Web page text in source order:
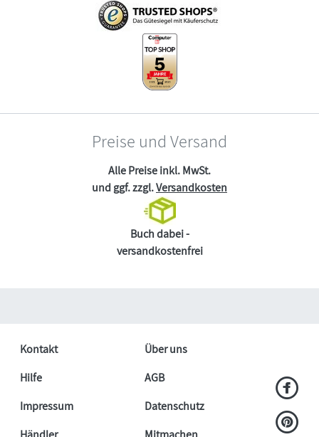
Preise und Versand
Alle Preise inkl. MwSt.
und ggf. zzgl.Versandkosten
Buch dabei -
versandkostenfrei
Kontakt
Über uns
Hilfe
AGB
Impressum
Datenschutz